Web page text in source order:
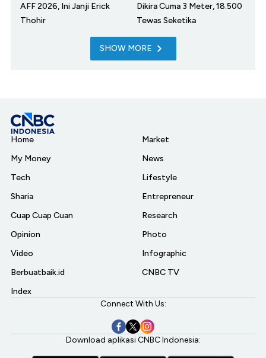
AFF 2026, Ini Janji Erick
Thohir
Dikira Cuma 3 Meter, 18.500
Tewas Seketika
SHOW MORE
Home
My Money
Tech
Sharia
Cuap Cuap Cuan
Opinion
Video
Berbuatbaik.id
Index
Market
News
Lifestyle
Entrepreneur
Research
Photo
Infographic
CNBC TV
Connect With Us:
Download aplikasi CNBC Indonesia: